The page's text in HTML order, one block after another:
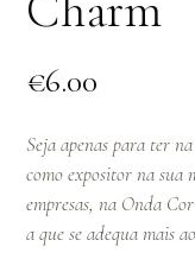
€6.00
Seja apenas para ter
como expositor na sua
empresas, na Onda
a que se adequa mais